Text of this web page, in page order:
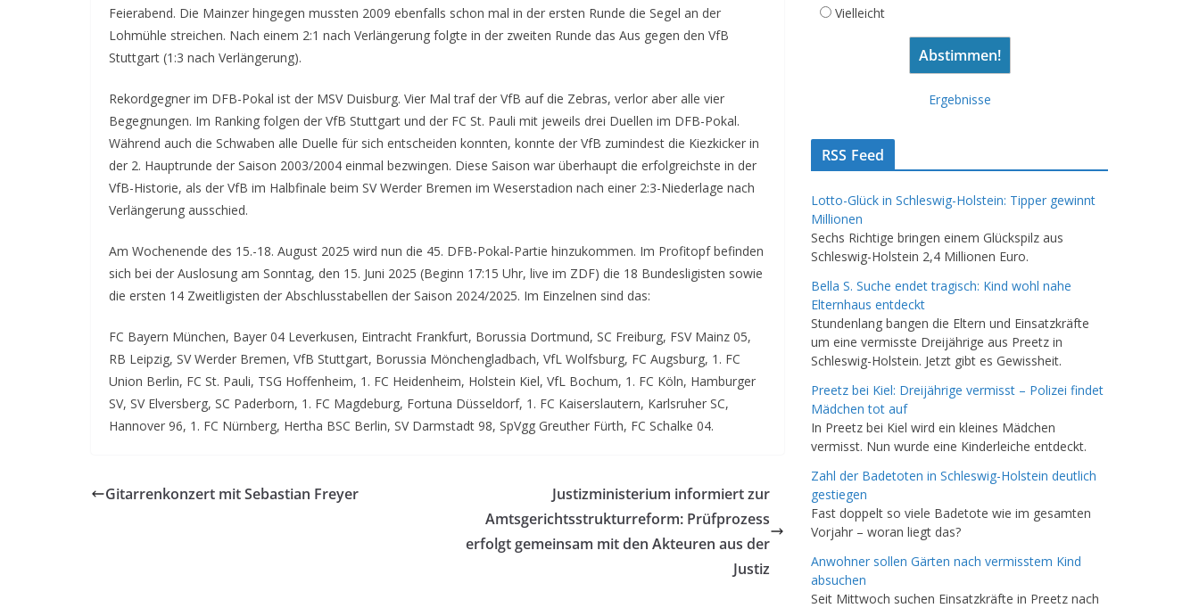
Feierabend. Die Mainzer hingegen mussten 2009 ebenfalls schon mal in der ersten Runde die Segel an der
Lohmühle streichen. Nach einem 2:1 nach Verlängerung folgte in der zweiten Runde das Aus gegen den VfB
Stuttgart (1:3 nach Verlängerung).
Rekordgegner im DFB-Pokal ist der MSV Duisburg. Vier Mal traf der VfB auf die Zebras, verlor aber alle vier
Begegnungen. Im Ranking folgen der VfB Stuttgart und der FC St. Pauli mit jeweils drei Duellen im DFB-Pokal.
Während auch die Schwaben alle Duelle für sich entscheiden konnten, konnte der VfB zumindest die Kiezkicker in
der 2. Hauptrunde der Saison 2003/2004 einmal bezwingen. Diese Saison war überhaupt die erfolgreichste in der
VfB-Historie, als der VfB im Halbfinale beim SV Werder Bremen im Weserstadion nach einer 2:3-Niederlage nach
Verlängerung ausschied.
Am Wochenende des 15.-18. August 2025 wird nun die 45. DFB-Pokal-Partie hinzukommen. Im Profitopf befinden
sich bei der Auslosung am Sonntag, den 15. Juni 2025 (Beginn 17:15 Uhr, live im ZDF) die 18 Bundesligisten sowie
die ersten 14 Zweitligisten der Abschlusstabellen der Saison 2024/2025. Im Einzelnen sind das:
FC Bayern München, Bayer 04 Leverkusen, Eintracht Frankfurt, Borussia Dortmund, SC Freiburg, FSV Mainz 05,
RB Leipzig, SV Werder Bremen, VfB Stuttgart, Borussia Mönchengladbach, VfL Wolfsburg, FC Augsburg, 1. FC
Union Berlin, FC St. Pauli, TSG Hoffenheim, 1. FC Heidenheim, Holstein Kiel, VfL Bochum, 1. FC Köln, Hamburger
SV, SV Elversberg, SC Paderborn, 1. FC Magdeburg, Fortuna Düsseldorf, 1. FC Kaiserslautern, Karlsruher SC,
Hannover 96, 1. FC Nürnberg, Hertha BSC Berlin, SV Darmstadt 98, SpVgg Greuther Fürth, FC Schalke 04.
Gitarrenkonzert mit Sebastian Freyer
Justizministerium informiert zur
Amtsgerichtsstrukturreform: Prüfprozess
erfolgt gemeinsam mit den Akteuren aus der
Justiz
Vielleicht
Ergebnisse
RSS Feed
Lotto-Glück in Schleswig-Holstein: Tipper gewinnt
Millionen
Sechs Richtige bringen einem Glückspilz aus
Schleswig-Holstein 2,4 Millionen Euro.
Bella S. Suche endet tragisch: Kind wohl nahe
Elternhaus entdeckt
Stundenlang bangen die Eltern und Einsatzkräfte
um eine vermisste Dreijährige aus Preetz in
Schleswig-Holstein. Jetzt gibt es Gewissheit.
Preetz bei Kiel: Dreijährige vermisst – Polizei findet
Mädchen tot auf
In Preetz bei Kiel wird ein kleines Mädchen
vermisst. Nun wurde eine Kinderleiche entdeckt.
Zahl der Badetoten in Schleswig-Holstein deutlich
gestiegen
Fast doppelt so viele Badetote wie im gesamten
Vorjahr – woran liegt das?
Anwohner sollen Gärten nach vermisstem Kind
absuchen
Seit Mittwoch suchen Einsatzkräfte in Preetz nach